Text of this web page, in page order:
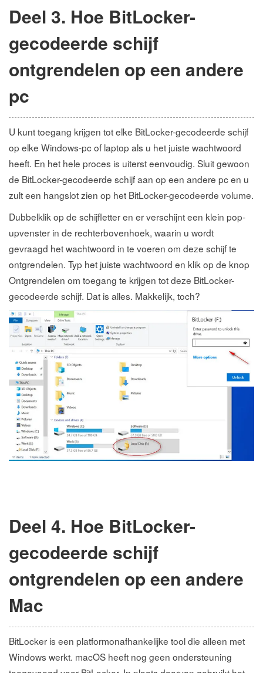
Deel 3. Hoe BitLocker-
gecodeerde schijf
ontgrendelen op een andere
pc
U kunt toegang krijgen tot elke BitLocker-gecodeerde schijf
op elke Windows-pc of laptop als u het juiste wachtwoord
heeft. En het hele proces is uiterst eenvoudig. Sluit gewoon
de BitLocker-gecodeerde schijf aan op een andere pc en u
zult een hangslot zien op het BitLocker-gecodeerde volume.
Dubbelklik op de schijfletter en er verschijnt een klein pop-
upvenster in de rechterbovenhoek, waarin u wordt
gevraagd het wachtwoord in te voeren om deze schijf te
ontgrendelen. Typ het juiste wachtwoord en klik op de knop
Ontgrendelen om toegang te krijgen tot deze BitLocker-
gecodeerde schijf. Dat is alles. Makkelijk, toch?
Deel 4. Hoe BitLocker-
gecodeerde schijf
ontgrendelen op een andere
Mac
BitLocker is een platformonafhankelijke tool die alleen met
Windows werkt. macOS heeft nog geen ondersteuning